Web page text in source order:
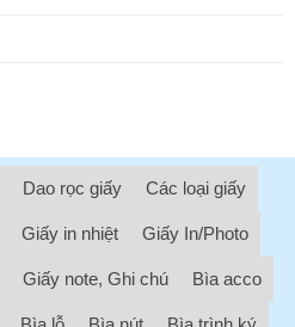
Dao rọc giấy Các loại giấy
Giấy in nhiệt Giấy In/Photo
Giấy note, Ghi chú Bìa acco